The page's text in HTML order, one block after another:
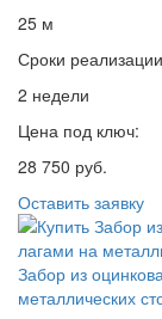
25 м
Сроки
2 недели
Цена под ключ:
28 750 руб.
Оставить заявку
Забор из
металлических